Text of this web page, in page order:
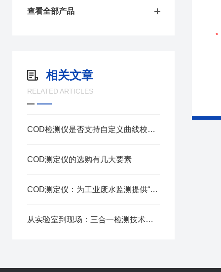
查看全部产品
相关文章
RELATED ARTICLES
COD检测仪是否支持自定义曲线校准？
COD测定仪的选购有几大要素
COD测定仪：为工业废水监测提供“快准稳”方案
从实验室到现场：三合一检测技术如何让COD分析“快、准、稳”？